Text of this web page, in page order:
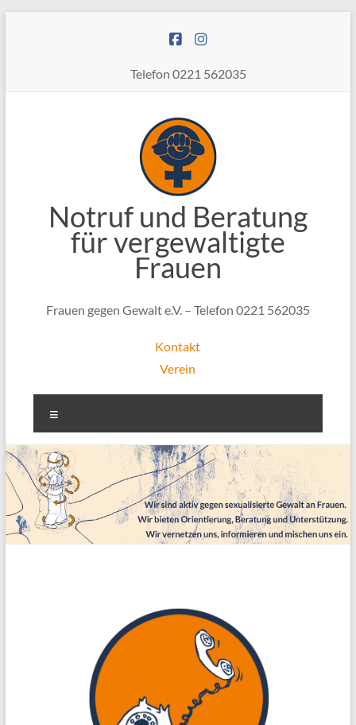
Telefon 0221 562035
Notruf und Beratung
für vergewaltigte
Frauen
Frauen gegen Gewalt e.V. – Telefon 0221 562035
Kontakt
Verein